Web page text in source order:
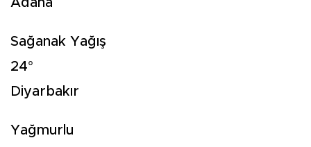
Sağanak Yağış
24°
Diyarbakır
Yağmurlu